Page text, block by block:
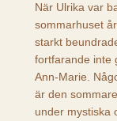
När Ulrika var
sommarhuset
starkt
fortfarande inte
Ann-Marie.
är den
under mystiska